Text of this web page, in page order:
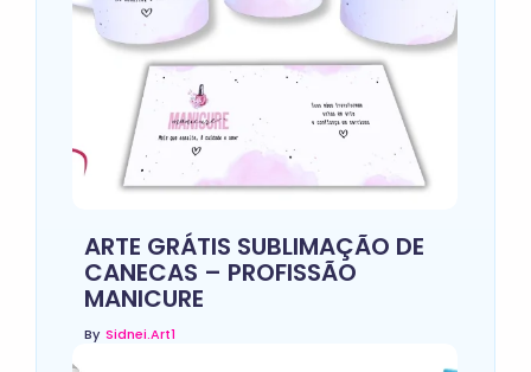
ARTE GRÁTIS SUBLIMAÇÃO DE
CANECAS – PROFISSÃO
MANICURE
By Sidnei.art1